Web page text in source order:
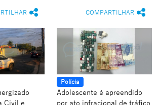
COMPARTILHAR
Civil e
Polícia
Adolescente é apreendido
por ato infracional de tráfico